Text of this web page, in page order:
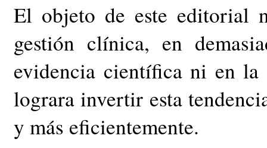
El objeto de este editorial
gestión clínica, en
evidencia científica ni en
lograra invertir esta
y más eficientemente.